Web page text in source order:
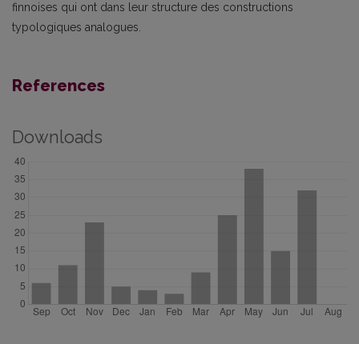
finnoises qui ont dans leur structure des constructions
typologiques analogues.
References
Downloads